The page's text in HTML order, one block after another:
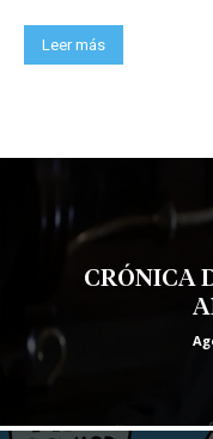
Leer más
CRÓNICA